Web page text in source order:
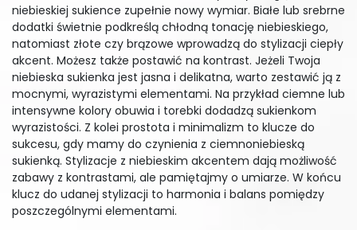
niebieskiej sukience zupełnie nowy wymiar. Białe lub srebrne
dodatki świetnie podkreślą chłodną tonację niebieskiego,
natomiast złote czy brązowe wprowadzą do stylizacji ciepły
akcent. Możesz także postawić na kontrast. Jeżeli Twoja
niebieska sukienka jest jasna i delikatna, warto zestawić ją z
mocnymi, wyrazistymi elementami. Na przykład ciemne lub
intensywne kolory obuwia i torebki dodadzą sukienkom
wyrazistości. Z kolei prostota i minimalizm to klucze do
sukcesu, gdy mamy do czynienia z ciemnoniebieską
sukienką. Stylizacje z niebieskim akcentem dają możliwość
zabawy z kontrastami, ale pamiętajmy o umiarze. W końcu
klucz do udanej stylizacji to harmonia i balans pomiędzy
poszczególnymi elementami.